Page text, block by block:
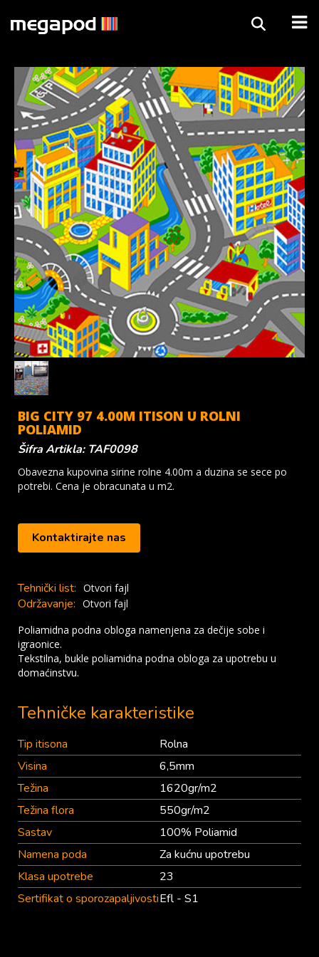
BIG CITY 97 4.00M ITISON U ROLNI
POLIAMID
Šifra Artikla: TAF0098
Obavezna kupovina sirine rolne 4.00m a duzina se sece po
potrebi. Cena je obracunata u m2.
Kontaktirajte nas
Tehnički list: Otvori fajl
Održavanje: Otvori fajl
Poliamidna podna obloga namenjena za dečije sobe i
igraonice.
Tekstilna, bukle poliamidna podna obloga za upotrebu u
domaćinstvu.
Tehničke karakteristike
Tip itisona
Rolna
Visina
6,5mm
Težina
1620gr/m2
Težina flora
550gr/m2
Sastav
100% Poliamid
Namena poda
Za kućnu upotrebu
Klasa upotrebe
23
Sertifikat o sporozapaljivostiEfl - S1